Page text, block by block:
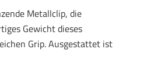
Metallclip, die
Gewicht dieses
Grip. Ausgestattet ist